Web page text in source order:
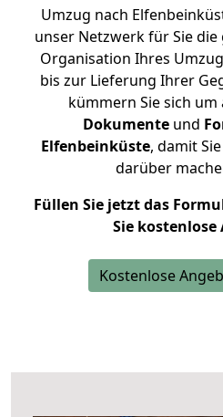
Umzug nach
unser Netzwerk für Sie
Organisation Ihres
bis zur Lieferung Ihrer
kümmern Sie sich
Dokumenteund
Elfenbeinküste, damit
darüber
Füllen Sie jetzt das
Sie kostenlose
Kostenlose